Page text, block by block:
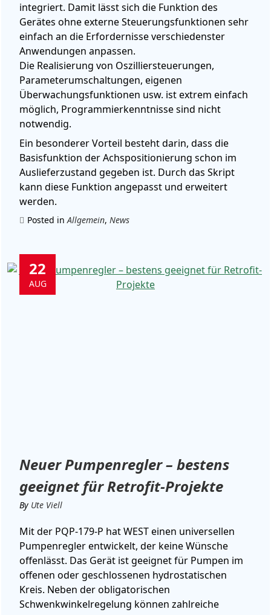
integriert. Damit lässt sich die Funktion des
Gerätes ohne externe Steuerungsfunktionen sehr
einfach an die Erfordernisse verschiedenster
Anwendungen anpassen.
Die Realisierung von Oszilliersteuerungen,
Parameterumschaltungen, eigenen
Überwachungsfunktionen usw. ist extrem einfach
möglich, Programmierkenntnisse sind nicht
notwendig.
Ein besonderer Vorteil besteht darin, dass die
Basisfunktion der Achspositionierung schon im
Auslieferzustand gegeben ist. Durch das Skript
kann diese Funktion angepasst und erweitert
werden.
Posted inAllgemein, News
Neuer Pumpenregler – bestens
geeignet für Retrofit-Projekte
22
AUG
By Ute Viell
Mit der PQP-179-P hat WEST einen universellen
Pumpenregler entwickelt, der keine Wünsche
offenlässt. Das Gerät ist geeignet für Pumpen im
offenen oder geschlossenen hydrostatischen
Kreis. Neben der obligatorischen
Schwenkwinkelregelung können zahlreiche